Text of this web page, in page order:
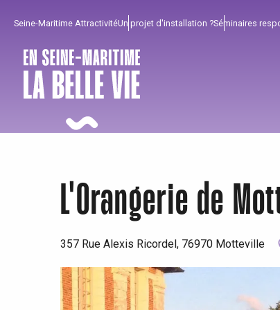
principal
Seine-Maritime AttractivitéUn projet d'installation ?Séminaires
Tout l'agenda
Lieux branchés
Séjours en bord de
L'Orangerie de
357 Rue Alexis Ricordel, 76970 Motteville